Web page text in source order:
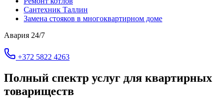
Сантехник Таллин
Замена стояков в многоквартирном доме
Авария 24/7
+372 5822 4263
Полный спектр услуг для квартирных
товариществ